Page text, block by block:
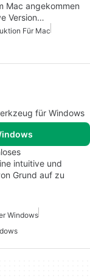
Mac angekommen
Version…
Für Mac
für Windows
intuitive und
Grund auf zu
Windows